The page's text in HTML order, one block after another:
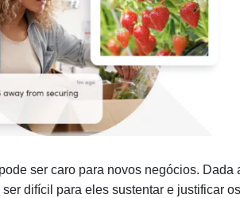
ser caro para novos negócios.
difícil para eles sustentar e justificar